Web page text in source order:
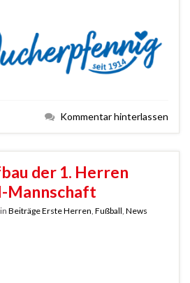
Kommentar hinterlassen
der 1. Herren
Mannschaft
in Beiträge Erste Herren Fußball News